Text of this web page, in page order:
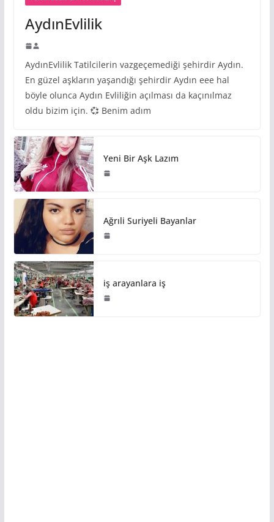
AydınEvlilik
AydınEvlilik Tatilcilerin vazgeçemediği şehirdir Aydın.
En güzel aşkların yaşandığı şehirdir Aydın eee hal
böyle olunca Aydın Evliliğin açılması da kaçınılmaz
oldu bizim için. 💞 Benim adım
Yeni Bir Aşk Lazım
Ağrıli Suriyeli Bayanlar
iş arayanlara iş